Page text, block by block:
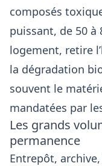
composés
puissant, de 50
logement, retire
la dégradation
souvent le
mandatées par
Les grands
permanence
Entrepôt,